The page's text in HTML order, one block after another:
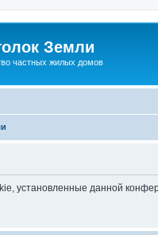
Земли
частных жилых домов
установленные данной